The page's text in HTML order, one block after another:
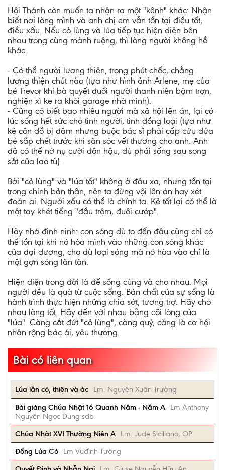
Hội Thánh còn muốn ta nhận ra một "kênh" khác: Nhận
biết nơi lòng mình và anh chị em vẫn tồn tại điều tốt,
điều xấu. Nếu cỏ lùng và lúa tiếp tục hiện diện bên
nhau trong cùng mảnh ruộng, thì lòng người không hề
khác.
- Có thể người lương thiện, trong phút chốc, chẳng
lương thiện chút nào (tựa như hình ảnh Arlene, mẹ của
bé Trevor khi bà quyết đuổi người thanh niên bặm trợn,
nghiện xì ke ra khỏi garage nhà mình).
- Cũng có biết bao nhiêu người mà xã hội lên án, lại có
lúc sống hết sức cho tình người, tình đồng loại (tựa như
kẻ côn đồ bị đâm nhưng buộc bác sĩ phải cấp cứu đứa
bé sắp chết trước khi săn sóc vết thương cho anh. Anh
đã có thể nở nụ cười đôn hậu, dù phải sống sau song
sắt của lao tù).
Bởi "cỏ lùng" và "lúa tốt" không ở đâu xa, nhưng tồn tại
trong chính bản thân, nên ta đừng vội lên án hay xét
đoán ai. Người xấu có thể là chính ta. Kẻ tốt lại có thể là
một tay khét tiếng "đầu trộm, đuôi cướp".
Hãy nhớ đinh ninh: con sóng dù to đến đâu cũng chỉ có
thể tồn tại khi nó hòa mình vào những con sóng khác
của đại dương, cho dù loại sóng mà nó hòa vào chỉ là
một gợn sóng lăn tăn.
Hiện diện trong đời là để sống cùng và cho nhau. Mọi
người đều là quà từ cuộc sống. Bản chất của sự sống là
hành trình thực hiện những chia sớt, tương trợ. Hãy cho
nhau lòng tốt. Hãy đến với nhau bằng cõi lòng của
"lúa". Càng cắt đứt "cỏ lùng", càng quý, càng là cơ hội
nhân rộng bác ái, yêu thương.
Bài có liên quan
Lúa lẫn cỏ, thiện và ác
Lm. Nguyễn Xuân Trường
Bài giảng Chúa Nhật 16 Quanh Năm - Năm A
Lm Anthony
Nguyễn Ngọc Dũng sdb
Chúa Nhật XVI Thường Niên A
Lm. Jude Siciliano, OP
Đồng Lúa Cỏ
Lm Vũđình Tường